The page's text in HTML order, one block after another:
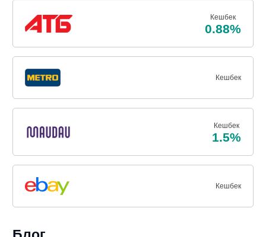
Кешбек
0.88%
Кешбек
Кешбек
1.5%
Кешбек